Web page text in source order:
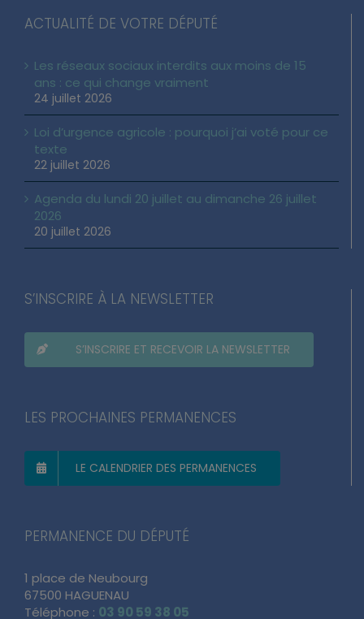
ACTUALITÉ DE VOTRE DÉPUTÉ
Les réseaux sociaux interdits aux moins de 15
ans : ce qui change vraiment
24 juillet 2026
Loi d’urgence agricole : pourquoi j’ai voté pour ce
texte
22 juillet 2026
Agenda du lundi 20 juillet au dimanche 26 juillet
2026
20 juillet 2026
S’INSCRIRE À LA NEWSLETTER
S’INSCRIRE ET RECEVOIR LA NEWSLETTER
LES PROCHAINES PERMANENCES
LE CALENDRIER DES PERMANENCES
PERMANENCE DU DÉPUTÉ
1 place de Neubourg
67500 HAGUENAU
Téléphone : 03 90 59 38 05